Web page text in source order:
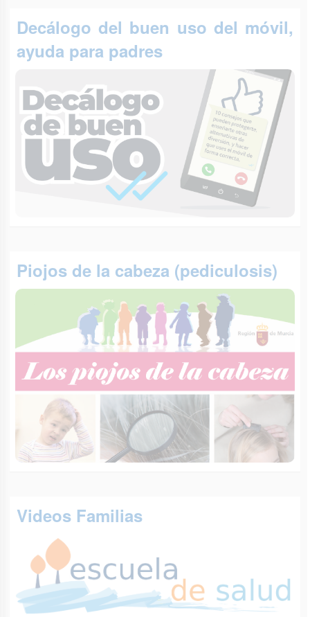
Decálogo del buen uso del móvil,
ayuda para padres
Piojos de la cabeza (pediculosis)
Videos Familias